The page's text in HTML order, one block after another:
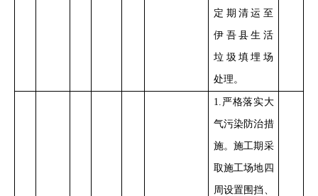
定期清运至
伊吾县生活
垃圾填埋场
处理。
1. 严格落实大
气污染防治措
施。施工期采
取施工场地四
周设置围挡、